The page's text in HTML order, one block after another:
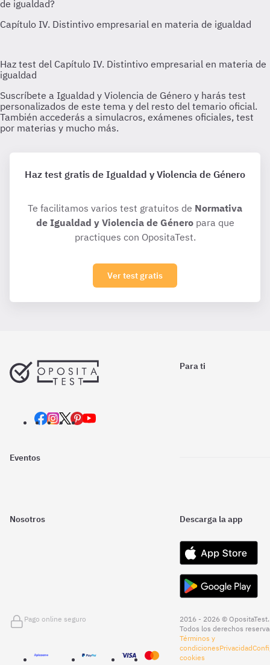
Haz test gratis de Igualdad y Violencia de Género
Te facilitamos varios test gratuitos de Normativa
de Igualdad y Violencia de Géneropara que
practiques con OpositaTest.
Ver test gratis
Para ti
Eventos
Nosotros Descarga la app
Pago online seguro
2016 - 2026 © OpositaTest.
Todos los derechos
Términos y
condicionesPrivacidad
cookies